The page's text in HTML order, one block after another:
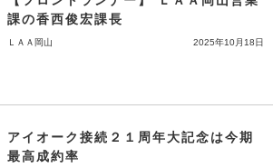
課の香西俊宏課長
ＬＡＡ岡山 2025年10月18日
アイオーク接続２１周年大記念は今期
最高成約率